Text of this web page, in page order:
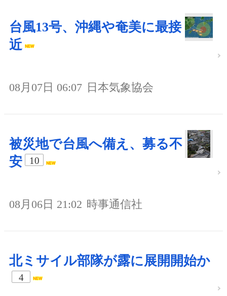
台風13号、沖縄や奄美に最接
近
08月07日 06:07 日本気象協会
被災地で台風へ備え、募る不
安
10
08月06日 21:02 時事通信社
北ミサイル部隊が露に展開開始か
4